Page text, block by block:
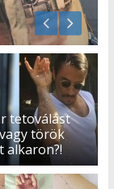
tetoválást
török
alkaron?!